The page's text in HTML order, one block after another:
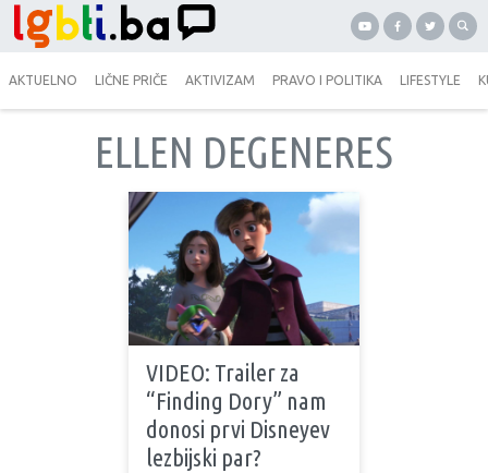
AKTUELNO LIČNE PRIČE AKTIVIZAM PRAVO I POLITIKA LIFESTYLE
ELLEN DEGENERES
VIDEO: Trailer za
“Finding Dory” nam
donosi prvi Disneyev
lezbijski par?